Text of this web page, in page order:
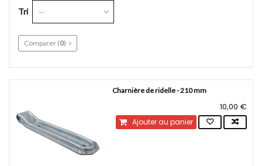
Tri --
Comparer (0)
Charnière de ridelle - 210 mm
10,00 €
Ajouter au panier